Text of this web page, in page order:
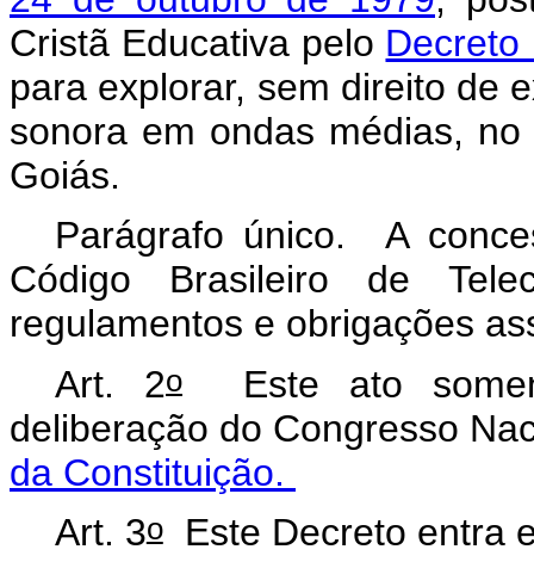
Cristã Educativa pelo Decreto
para explorar, sem direito de
sonora em ondas médias,
Goiás.
Parágrafo único. A
Código Brasileiro de
regulamentos e obrigações
Art. 2o
Este ato
deliberação do Congresso
da Constituição.
Art. 3oEste Decreto entra